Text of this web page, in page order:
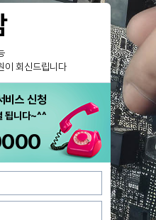
이 회신드립니다
비스 신청
됩니다~^^